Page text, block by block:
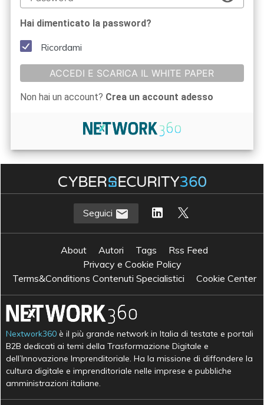
Hai dimenticato la password?
Ricordami
ACCEDI E SCARICA IL WHITE PAPER
Non hai un account? Crea un account adesso
Seguici
About Autori Tags
Rss Feed
Privacy e Cookie Policy
Terms&Conditions Contenuti Specialistici
Cookie Center
Nextwork360 è il più grande network in Italia di testate e portali
B2B dedicati ai temi della Trasformazione Digitale e
dell’Innovazione Imprenditoriale. Ha la missione di diffondere la
cultura digitale e imprenditoriale nelle imprese e pubbliche
amministrazioni italiane.